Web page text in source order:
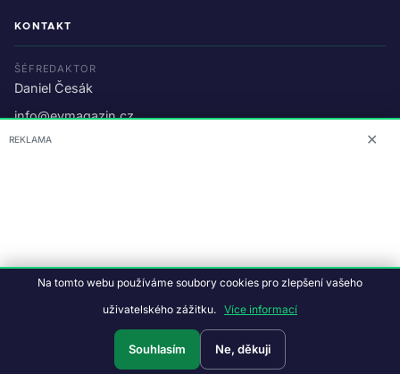
KONTAKT
ŠÉFREDAKTOR
Daniel Česák
info@evmagazin.cz
O nás
© 2026 EV Magazin.Podmínky a ochrana dat.
Studiografix
REKLAMA ✕
Na tomto webu používáme soubory cookies pro zlepšení vašeho
uživatelského zážitku. Více informací
Souhlasím Ne, děkuji